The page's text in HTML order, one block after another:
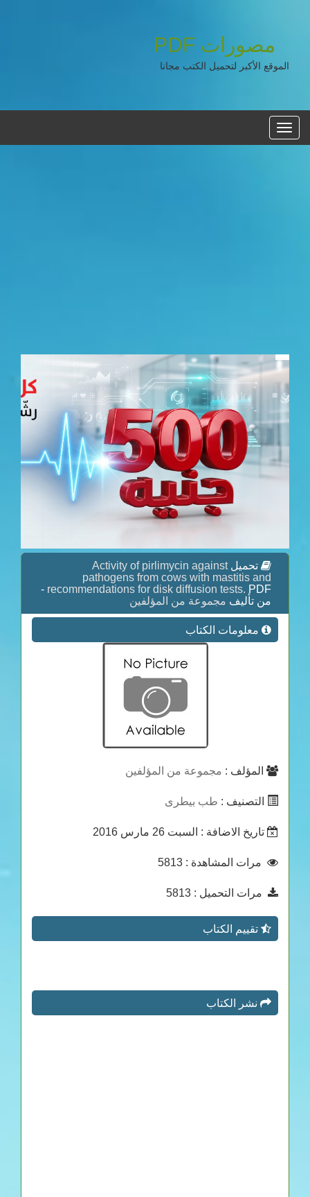
مصورات PDF
الموقع الأكبر لتحميل الكتب مجانا
القائمه
الرئيسية
تحميلActivity of pirlimycin against
pathogens from cows with mastitis and
recommendations for disk diffusion tests.
PDF -
من تأليف مجموعة من المؤلفين
معلومات الكتاب
المؤلف : مجموعة من المؤلفين
التصنيف : طب بيطرى
تاريخ الاضافة : السبت 26 مارس 2016
مرات المشاهدة : 5813
مرات التحميل : 5813
تقييم الكتاب
نشر الكتاب